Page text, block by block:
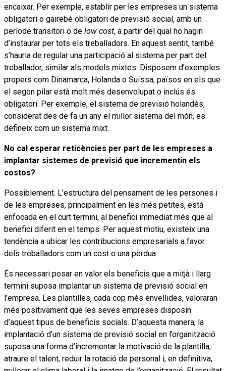
encaixar. Per exemple, establir per les empreses un sistema
obligatori o gairebé obligatori de previsió social, amb un
període transitori o de low cost, a partir del qual ho hagin
d’instaurar per tots els treballadors. En aquest sentit, també
s’hauria de regular una participació al sistema per part del
treballador, similar als models mixtes. Disposem d’exemples
propers com Dinamarca, Holanda o Suïssa, països en els que
el segon pilar està molt més desenvolupat o inclús és
obligatori. Per exemple, el sistema de previsió holandès,
considerat des de fa un any el millor sistema del món, es
defineix com un sistema mixt.
No cal esperar reticències per part de les empreses a
implantar sistemes de previsió que incrementin els
costos?
Possiblement. L’estructura del pensament de les persones i
de les empreses, principalment en les més petites, està
enfocada en el curt termini, al benefici immediat més que al
benefici diferit en el temps. Per aquest motiu, existeix una
tendència a ubicar les contribucions empresarials a favor
dels treballadors com un cost o una pèrdua.
És necessari posar en valor els beneficis que a mitjà i llarg
termini suposa implantar un sistema de previsió social en
l’empresa. Les plantilles, cada cop més envellides, valoraran
més positivament que les seves empreses disposin
d’aquest tipus de beneficis socials. D’aquesta manera, la
implantació d’un sistema de previsió social en l’organització
suposa una forma d’incrementar la motivació de la plantilla,
atraure el talent, reduir la rotació de personal i, en definitiva,